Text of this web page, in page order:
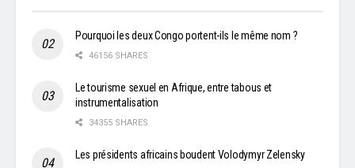
Pourquoi les deux Congo portent-ils le même nom ?
46156 SHARES
Le tourisme sexuel en Afrique, entre tabous et
instrumentalisation
34355 SHARES
Les présidents africains boudent Volodymyr Zelensky